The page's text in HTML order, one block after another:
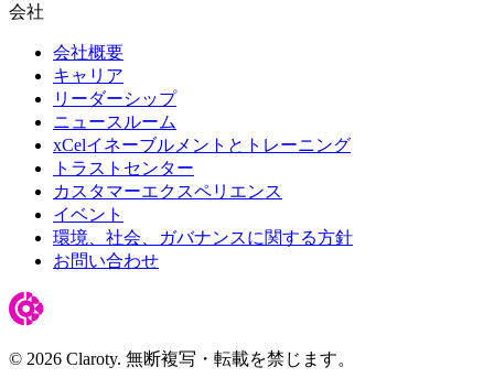
会社
会社概要
キャリア
リーダーシップ
ニュースルーム
xCelイネーブルメントとトレーニング
トラストセンター
カスタマーエクスペリエンス
イベント
環境、社会、ガバナンスに関する方針
お問い合わせ
© 2026 Claroty. 無断複写・転載を禁じます。